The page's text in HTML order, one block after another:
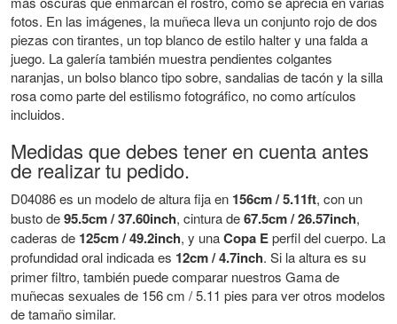
fotos. En las imágenes, la muñeca lleva un conjunto rojo de dos
piezas con tirantes, un top blanco de estilo halter y una falda a
juego. La galería también muestra pendientes colgantes
naranjas, un bolso blanco tipo sobre, sandalias de tacón y la silla
rosa como parte del estilismo fotográfico, no como artículos
incluidos.
Medidas que debes tener en cuenta antes
de realizar tu pedido.
D04086 es un modelo de altura fija en 156cm / 5.11ft, con un
busto de95.5cm / 37.60inch, cintura de67.5cm / 26.57inch,
caderas de 125cm / 49.2inch, y unaCopa Eperfil del cuerpo. La
profundidad oral indicada es 12cm / 4.7inch. Si la altura es su
primer filtro, también puede comparar nuestros Gama de
muñecas sexuales de 156 cm / 5.11 pies para ver otros modelos
de tamaño similar.